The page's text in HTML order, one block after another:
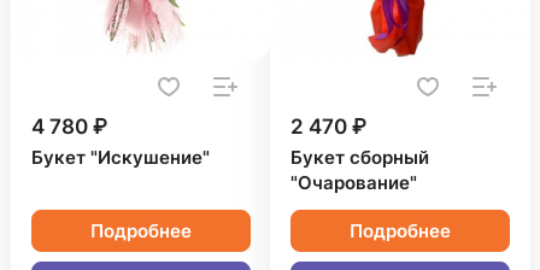
4 780 ₽
Букет "Искушение"
Подробнее
2 470 ₽
Букет сборный
"Очарование"
Подробнее